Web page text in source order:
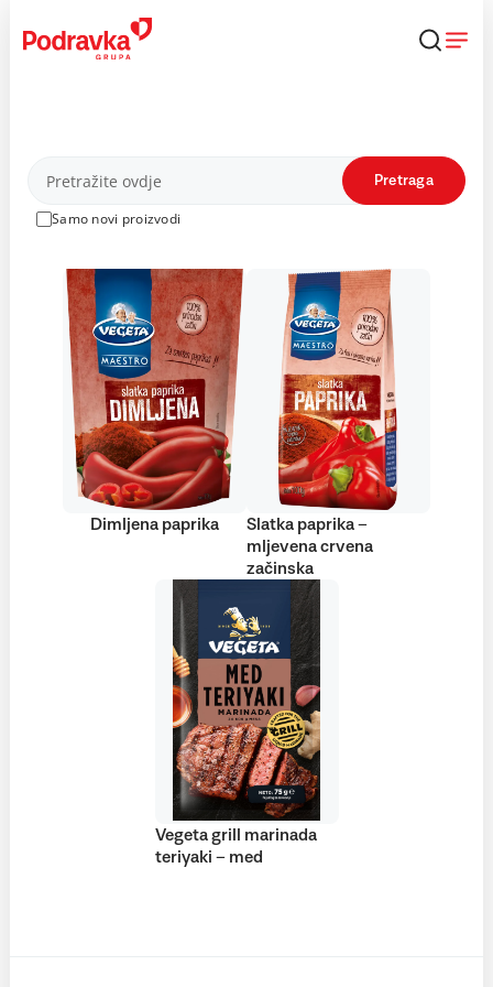
content
Proizvodi
Samo novi proizvodi
Pretraga
Dimljena paprika
Slatka paprika –
mljevena crvena
začinska
Vegeta grill marinada
teriyaki – med